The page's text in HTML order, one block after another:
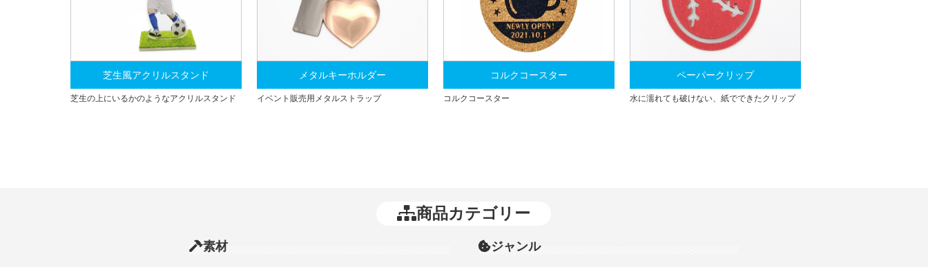
芝生風アクリルスタンド
芝生の上にいるかのようなアクリルスタンド
メタルキーホルダー
イベント販売用メタルストラップ
コルクコースター
コルクコースター
ペーパークリップ
水に濡れても破けない、紙でできたクリップ
商品カテゴリー
素材 ジャンル